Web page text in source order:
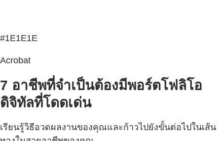
#1E1E1E
Acrobat
7 อาชีพที่จำเป็นต้องมีพอร์ตโฟลิโอ
ดิจิทัลที่โดดเด่น
เรียนรู้วิธีอวดผลงานของคุณและก้าวไปยังขั้นต่อไปในเส้น